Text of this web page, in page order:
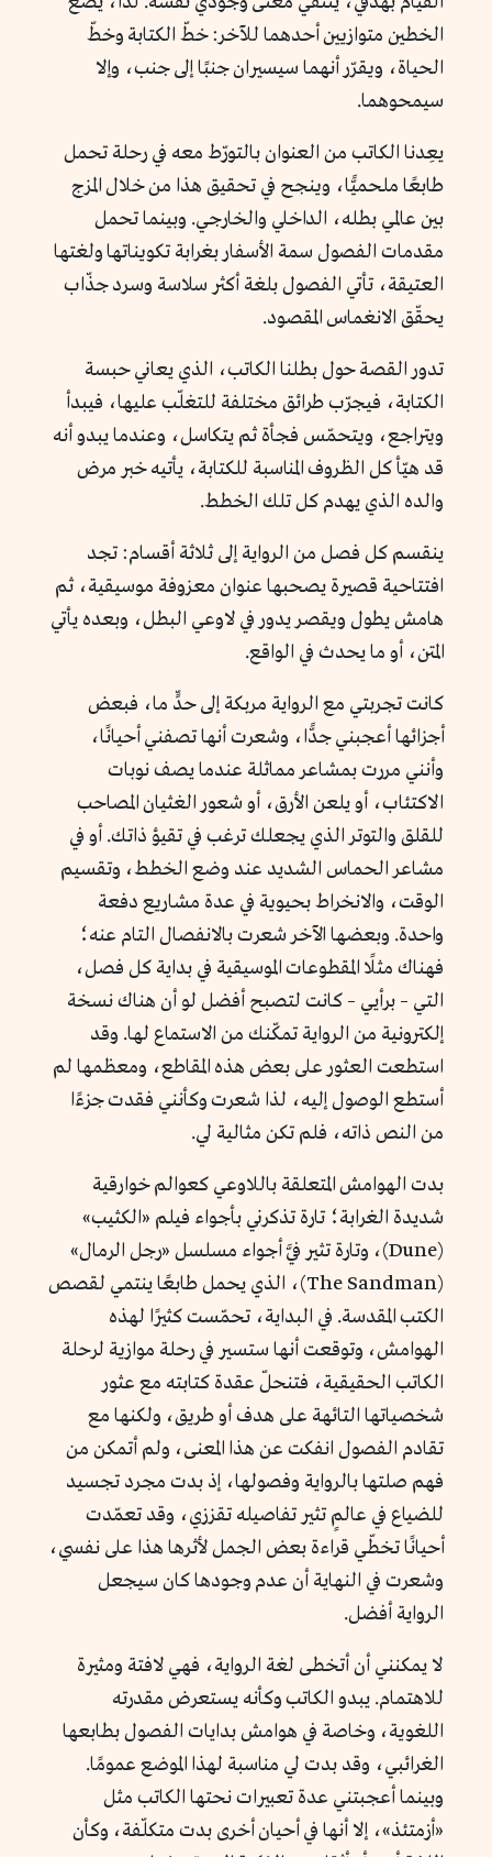
الخطين متوازيين أحدهما للآخر: خطّ الكتابة وخطّ
الحياة، ويقرّر أنهما سيسيران جنبًا إلى جنب، وإلا
سيمحوهما.
يعِدنا الكاتب من العنوان بالتورّط معه في رحلة تحمل
طابعًا ملحميًّا، وينجح في تحقيق هذا من خلال المزج
بين عالمي بطله، الداخلي والخارجي. وبينما تحمل
مقدمات الفصول سمة الأسفار بغرابة تكويناتها ولغتها
العتيقة، تأتي الفصول بلغة أكثر سلاسة وسرد جذّاب
يحقّق الانغماس المقصود.
تدور القصة حول بطلنا الكاتب، الذي يعاني حبسة
الكتابة، فيجرّب طرائق مختلفة للتغلّب عليها، فيبدأ
ويتراجع، ويتحمّس فجأة ثم يتكاسل، وعندما يبدو أنه
قد هيّأ كل الظروف المناسبة للكتابة، يأتيه خبر مرض
والده الذي يهدم كل تلك الخطط.
ينقسم كل فصل من الرواية إلى ثلاثة أقسام: تجد
افتتاحية قصيرة يصحبها عنوان معزوفة موسيقية، ثم
هامش يطول ويقصر يدور في لاوعي البطل، وبعده يأتي
المتن، أو ما يحدث في الواقع.
كانت تجربتي مع الرواية مربكة إلى حدٍّ ما، فبعض
أجزائها أعجبني جدًّا، وشعرت أنها تصفني أحيانًا،
وأنني مررت بمشاعر مماثلة عندما يصف نوبات
الاكتئاب، أو يلعن الأرق، أو شعور الغثيان المصاحب
للقلق والتوتر الذي يجعلك ترغب في تقيؤ ذاتك. أو في
مشاعر الحماس الشديد عند وضع الخطط، وتقسيم
الوقت، والانخراط بحيوية في عدة مشاريع دفعة
واحدة. وبعضها الآخر شعرت بالانفصال التام عنه؛
فهناك مثلًا المقطوعات الموسيقية في بداية كل فصل،
التي – برأيي – كانت لتصبح أفضل لو أن هناك نسخة
إلكترونية من الرواية تمكّنك من الاستماع لها. وقد
استطعت العثور على بعض هذه المقاطع، ومعظمها لم
أستطع الوصول إليه، لذا شعرت وكأنني فقدت جزءًا
من النص ذاته، فلم تكن مثالية لي.
بدت الهوامش المتعلقة باللاوعي كعوالم خوارقية
شديدة الغرابة؛ تارة تذكرني بأجواء فيلم «الكثيب»
(Dune)، وتارة تثير فيَّ أجواء مسلسل «رجل الرمال»
(The Sandman)، الذي يحمل طابعًا ينتمي لقصص
الكتب المقدسة. في البداية، تحمّست كثيرًا لهذه
الهوامش، وتوقعت أنها ستسير في رحلة موازية لرحلة
الكاتب الحقيقية، فتنحلّ عقدة كتابته مع عثور
شخصياتها التائهة على هدف أو طريق، ولكنها مع
تقادم الفصول انفكت عن هذا المعنى، ولم أتمكن من
فهم صلتها بالرواية وفصولها، إذ بدت مجرد تجسيد
للضياع في عالمٍ تثير تفاصيله تقززي، وقد تعمّدت
أحيانًا تخطّي قراءة بعض الجمل لأثرها هذا على نفسي،
وشعرت في النهاية أن عدم وجودها كان سيجعل
الرواية أفضل.
لا يمكنني أن أتخطى لغة الرواية، فهي لافتة ومثيرة
للاهتمام. يبدو الكاتب وكأنه يستعرض مقدرته
اللغوية، وخاصة في هوامش بدايات الفصول بطابعها
الغرائبي، وقد بدت لي مناسبة لهذا الموضع عمومًا.
وبينما أعجبتني عدة تعبيرات نحتها الكاتب مثل
«أزمتئذ»، إلا أنها في أحيان أخرى بدت متكلّفة، وكأن